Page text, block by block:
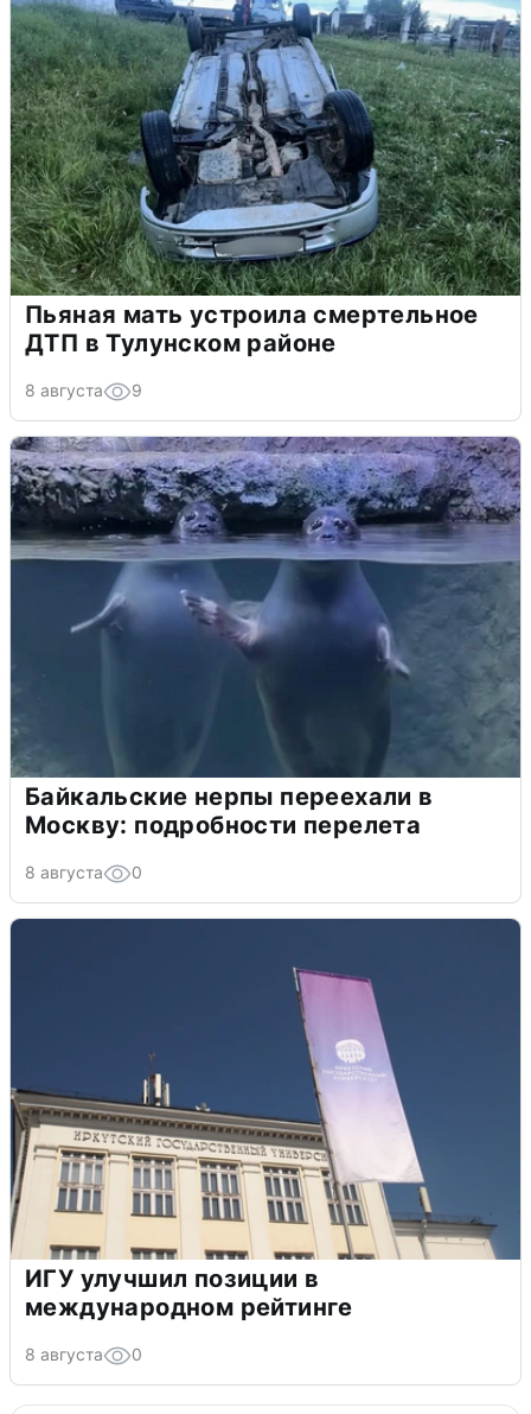
Пьяная мать устроила смертельное
ДТП в Тулунском районе
8 августа 9
Байкальские нерпы переехали в
Москву: подробности перелета
8 августа 0
ИГУ улучшил позиции в
международном рейтинге
8 августа 0